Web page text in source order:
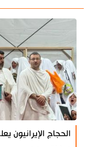
الحجاج الإيرانيون